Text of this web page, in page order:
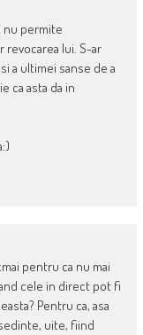
nu permite
lui. S-ar
a ultimei sanse de a
ca asta da in
pentru ca nu mai
cele in direct pot fi
Pentru ca, asa
uite, fiind